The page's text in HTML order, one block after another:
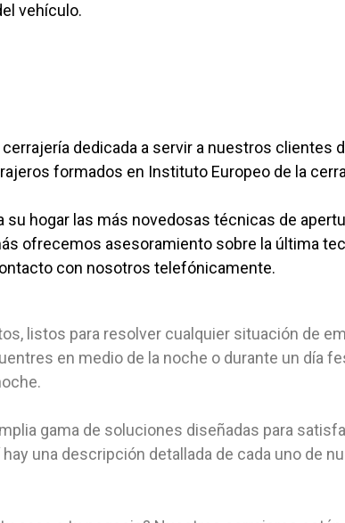
vehículo.
dedicada a servir a nuestros clientes
formados en Instituto Europeo de la
hogar las más novedosas técnicas de
ofrecemos asesoramiento sobre la última
con nosotros telefónicamente.
listos para resolver cualquier situación de
en medio de la noche o durante un día
gama de soluciones diseñadas para
una descripción detallada de cada uno de